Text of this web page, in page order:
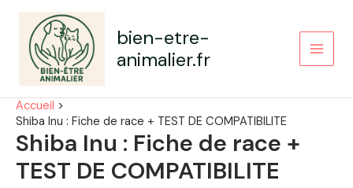
Aller
contenu
bien-etre-
animalier.fr
Main
Accueil
Shiba Inu : Fiche de race + TEST DE COMPATIBILITE
Shiba Inu : Fiche de race +
TEST DE COMPATIBILITE